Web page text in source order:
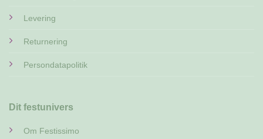
Levering
Returnering
Persondatapolitik
Dit festunivers
Om Festissimo